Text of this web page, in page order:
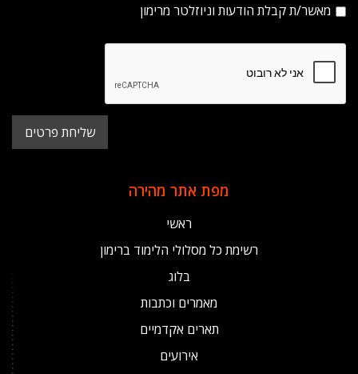
מאשר/ת קבלת הודעות וניוזלטר מרימון
מפת אתר מהירה
ראשי
רשימת כל מסלולי הלימוד ברימון
בלוג
מאמרים וכתבות
תארים אקדמיים
אירועים